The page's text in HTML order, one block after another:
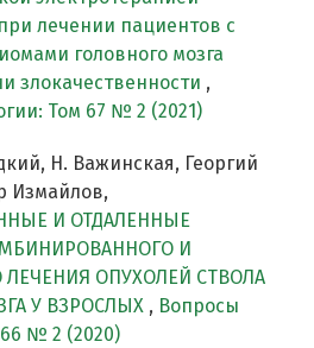
лечении пациентов с
головного мозга
злокачественности ,
Том 67 № 2 (2021)
Н. Важинская, Георгий
Измайлов,
И ОТДАЛЕННЫЕ
И
ОПУХОЛЕЙ СТВОЛА
У ВЗРОСЛЫХ , Вопросы
№ 2 (2020)